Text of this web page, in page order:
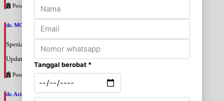
Pusat Pertamina
dr. MOCHAMAD PASHA, SpPD
Spesialis: Penyakit Dalam
Update terakhir: 2026-08-07 20:35:45
Pusat Pertamina
dr. Arini Purwono, SpP